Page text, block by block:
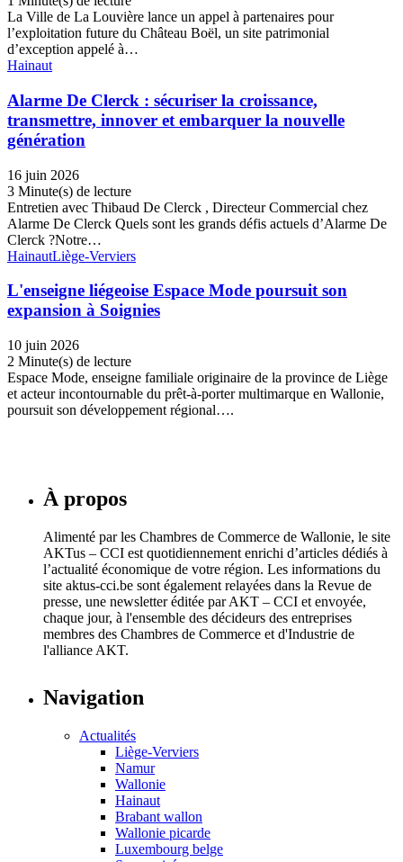
La Ville de La Louvière lance un appel à partenaires pour
l’exploitation future du Château Boël, un site patrimonial
d’exception appelé à…
Hainaut
Alarme De Clerck : sécuriser la croissance,
transmettre, innover et embarquer la nouvelle
génération
16 juin 2026
3 Minute(s) de lecture
Entretien avec Thibaud De Clerck , Directeur Commercial chez
Alarme De Clerck Quels sont les grands défis actuels d’Alarme De
Clerck ?Notre…
HainautLiège-Verviers
L'enseigne liégeoise Espace Mode poursuit son
expansion à Soignies
10 juin 2026
2 Minute(s) de lecture
Espace Mode, enseigne familiale originaire de la province de Liège
et acteur incontournable du prêt-à-porter multimarque en Wallonie,
poursuit son développement régional….
À propos
Alimenté par les Chambres de Commerce de Wallonie, le site
AKTus – CCI est quotidiennement enrichi d’articles dédiés à
l’actualité économique de votre région. Les informations du
site aktus-cci.be sont également relayées dans la Revue de
presse, une newsletter éditée par AKT – CCI et envoyée,
chaque jour, à l'ensemble des décideurs des entreprises
membres des Chambres de Commerce et d'Industrie de
l'alliance AKT.
Navigation
Actualités
Liège-Verviers
Namur
Wallonie
Hainaut
Brabant wallon
Wallonie picarde
Luxembourg belge